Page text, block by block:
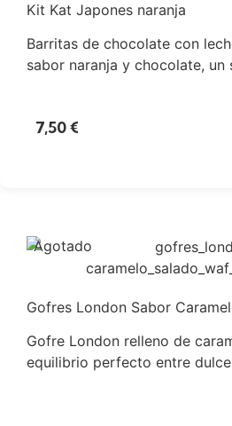
Kit Kat Japones naranja
Barritas de chocolate con
sabor naranja y chocolate, un
7,50€
Agotado
Gofres London Sabor
Gofre London relleno de
equilibrio perfecto entre dulce